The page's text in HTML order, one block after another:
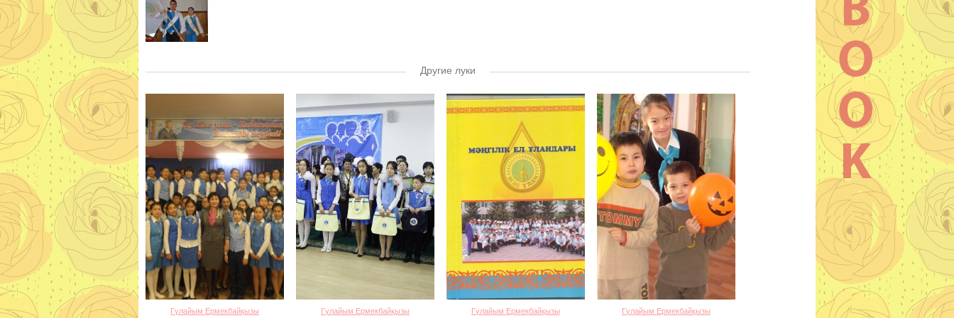
Другие луки
Гүлайым Ермекбайқызы Гүлайым Ермекбайқызы Гүлайым Ермекбайқызы Гүлайым Ермекбайқызы